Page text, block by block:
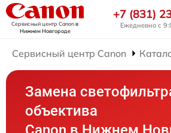
Сервисный центр Canonв
Нижнем Новгороде
+7 (831)
Ежедневно с
Сервисный центр Canon
Замена
объектива